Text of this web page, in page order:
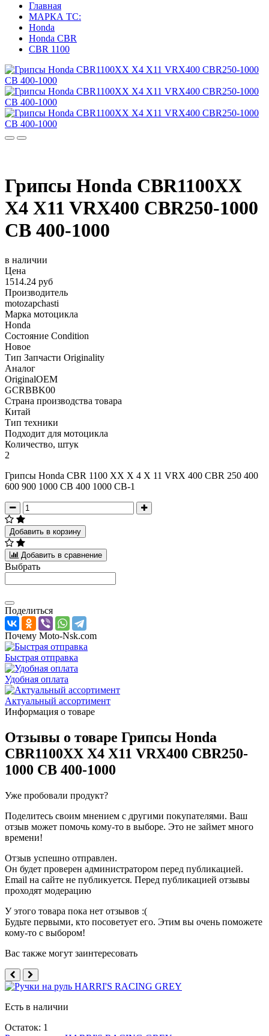
Главная
МАРКА ТС:
Honda
Honda CBR
CBR 1100
Грипсы Honda CBR1100XX
X4 X11 VRX400 CBR250-1000
CB 400-1000
в наличии
Цена
1514.24 руб
Производитель
motozapchasti
Марка мотоцикла
Honda
Состояние Condition
Новое
Тип Запчасти Originality
Аналог
OriginalOEM
GCRBBK00
Страна производства товара
Китай
Тип техники
Подходит для мотоцикла
Количество, штук
2
Грипсы Honda CBR 1100 XX X 4 X 11 VRX 400 CBR 250 400
600 900 1000 CB 400 1000 CB-1
Добавить в корзину
Добавить в сравнение
Выбрать
Поделиться
Почему Moto-Nsk.com
Быстрая отправка
Удобная оплата
Актуальный ассортимент
Информация о товаре
Отзывы о товаре Грипсы Honda
CBR1100XX X4 X11 VRX400 CBR250-
1000 CB 400-1000
Уже пробовали продукт?
Поделитесь своим мнением с другими покупателями. Ваш
отзыв может помочь кому-то в выборе. Это не займет много
времени!
Отзыв успешно отправлен.
Он будет проверен администратором перед публикацией.
Email на сайте не публикуется. Перед публикацией отзывы
проходят модерацию
У этого товара пока нет отзывов :(
Будьте первыми, кто посоветует его. Этим вы очень поможете
кому-то с выбором!
Вас также могут заинтересовать
Есть в наличии
Остаток: 1